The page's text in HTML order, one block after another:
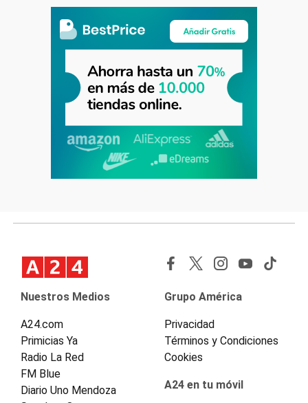
Nuestros Medios
A24.com
Primicias Ya
Radio La Red
FM Blue
Diario Uno Mendoza
Grupo América
Privacidad
Términos y Condiciones
Cookies
A24 en tu móvil